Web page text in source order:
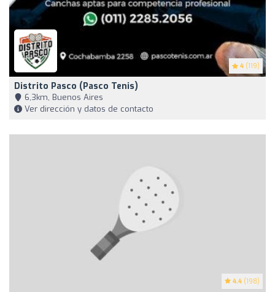
4 (119)
Distrito Pasco (Pasco Tenis)
6,3km, Buenos Aires
Ver dirección y datos de contacto
4.4 (198)